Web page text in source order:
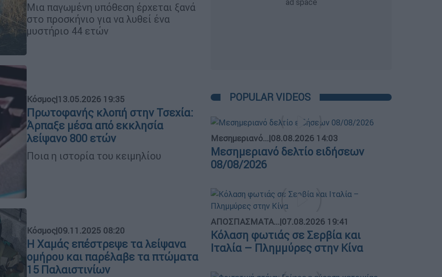
Μια παγωμένη υπόθεση έρχεται ξανά
στο προσκήνιο για να λυθεί ένα
μυστήριο 44 ετών
Κόσμος|13.05.2026 19:35
Πρωτοφανής κλοπή στην Τσεχία:
Άρπαξε μέσα από εκκλησία
λείψανο 800 ετών
Ποια η ιστορία του κειμηλίου
Κόσμος|09.11.2025 08:20
Η Χαμάς επέστρεψε τα λείψανα
ομήρου και παρέλαβε τα πτώματα
15 Παλαιστινίων
POPULAR VIDEOS
Μεσημεριανό...|08.08.2026 14:03
Μεσημεριανό δελτίο ειδήσεων
08/08/2026
ΑΠΟΣΠΑΣΜΑΤΑ...|07.08.2026 19:41
Κόλαση φωτιάς σε Σερβία και
Ιταλία – Πλημμύρες στην Κίνα